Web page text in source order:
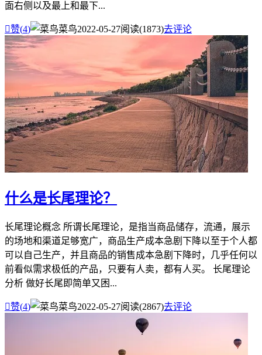
面右侧以及最上和最下...
赞(4) 菜鸟2022-05-27阅读(1873)去评论
什么是长尾理论？
长尾理论概念 所谓长尾理论，是指当商品储存，流通，展示
的场地和渠道足够宽广，商品生产成本急剧下降以至于个人都
可以自己生产，并且商品的销售成本急剧下降时，几乎任何以
前看似需求极低的产品，只要有人卖，都有人买。 长尾理论
分析 做好长尾即简单又困...
赞(4) 菜鸟2022-05-27阅读(2867)去评论